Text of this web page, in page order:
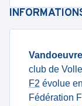
club de
F2 évolue
Fédération